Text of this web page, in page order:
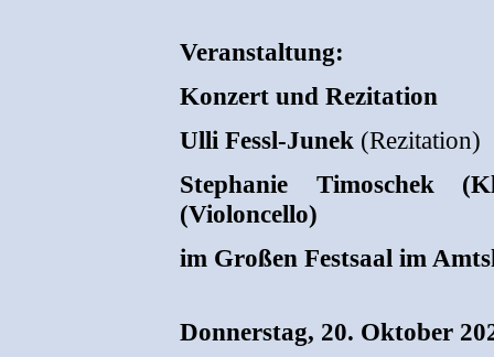
Veranstaltung:
Konzert und Rezitation
Ulli Fessl-Junek (Rezitation)
Stephanie Timoschek
(Violoncello)
im Großen Festsaal im
Donnerstag, 20. Oktober